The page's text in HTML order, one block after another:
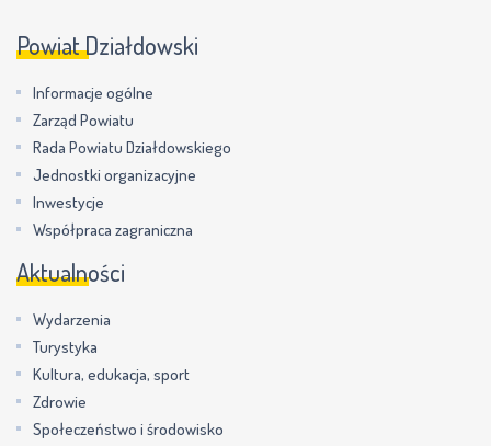
Powiat Działdowski
Informacje ogólne
Zarząd Powiatu
Rada Powiatu Działdowskiego
Jednostki organizacyjne
Inwestycje
Współpraca zagraniczna
Aktualności
Wydarzenia
Turystyka
Kultura, edukacja, sport
Zdrowie
Społeczeństwo i środowisko